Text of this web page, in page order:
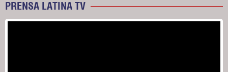
PRENSA LATINA TV